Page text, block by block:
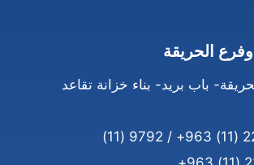
وفرع الحريقة
باب بريد- بناء خزانة تقاعد